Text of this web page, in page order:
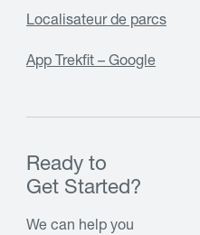
Localisateur de parcs
App Trekfit – Google
Ready to
Get Started?
We can help you